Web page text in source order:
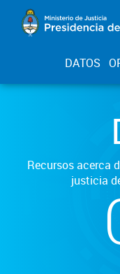
DATOS
Recursos acerca
justicia